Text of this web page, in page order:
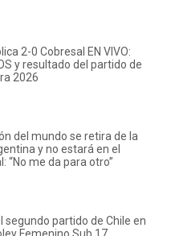
2-0 Cobresal EN VIVO:
y resultado del partido de
2026
del mundo se retira de la
y no estará en el
“No me da para otro”
segundo partido de Chile en
Femenino Sub 17